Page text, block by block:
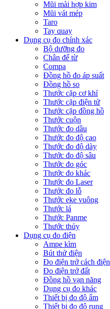
Mũi mài hợp kim
Mũi vát mép
Taro
Tay quay
Dụng cụ đo chính xác
Bộ dưỡng đo
Chân đế từ
Compa
Đồng hồ đo áp suất
Đồng hồ so
Thước cặp cơ khí
Thước cặp điện tử
Thước cặp đồng hồ
Thước cuộn
Thước đo dầu
Thước đo độ cao
Thước đo độ dày
Thước đo độ sâu
Thước đo góc
Thước đo khác
Thước đo Laser
Thước đo lỗ
Thước eke vuông
Thước lá
Thước Panme
Thước thủy
Dụng cụ đo điện
Ampe kìm
Bút thử điện
Đo điện trở cách điện
Đo điện trở đất
Đồng hồ vạn năng
Dụng cụ đo khác
Thiết bị đo độ ẩm
Thiết bị đo độ rung